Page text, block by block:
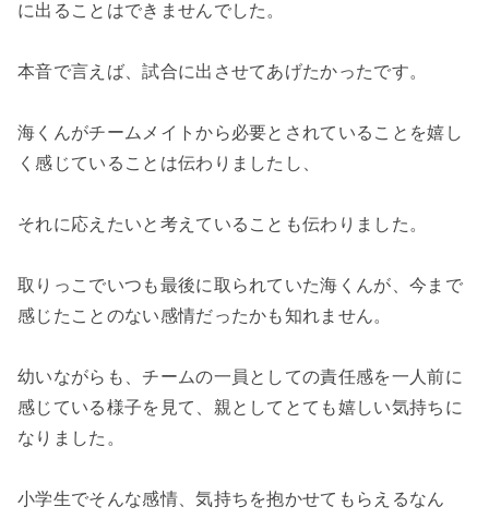
に出ることはできませんでした。
本音で言えば、試合に出させてあげたかったです。
海くんがチームメイトから必要とされていることを嬉し
く感じていることは伝わりましたし、
それに応えたいと考えていることも伝わりました。
取りっこでいつも最後に取られていた海くんが、今まで
感じたことのない感情だったかも知れません。
幼いながらも、チームの一員としての責任感を一人前に
感じている様子を見て、親としてとても嬉しい気持ちに
なりました。
小学生でそんな感情、気持ちを抱かせてもらえるなん